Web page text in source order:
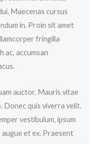
Maecenas cursus
in. Proin sit amet
fringilla
ac, accumsan
auctor. Mauris vitae
Donec quis viverra velit.
vestibulum, ipsum
et ex. Praesent